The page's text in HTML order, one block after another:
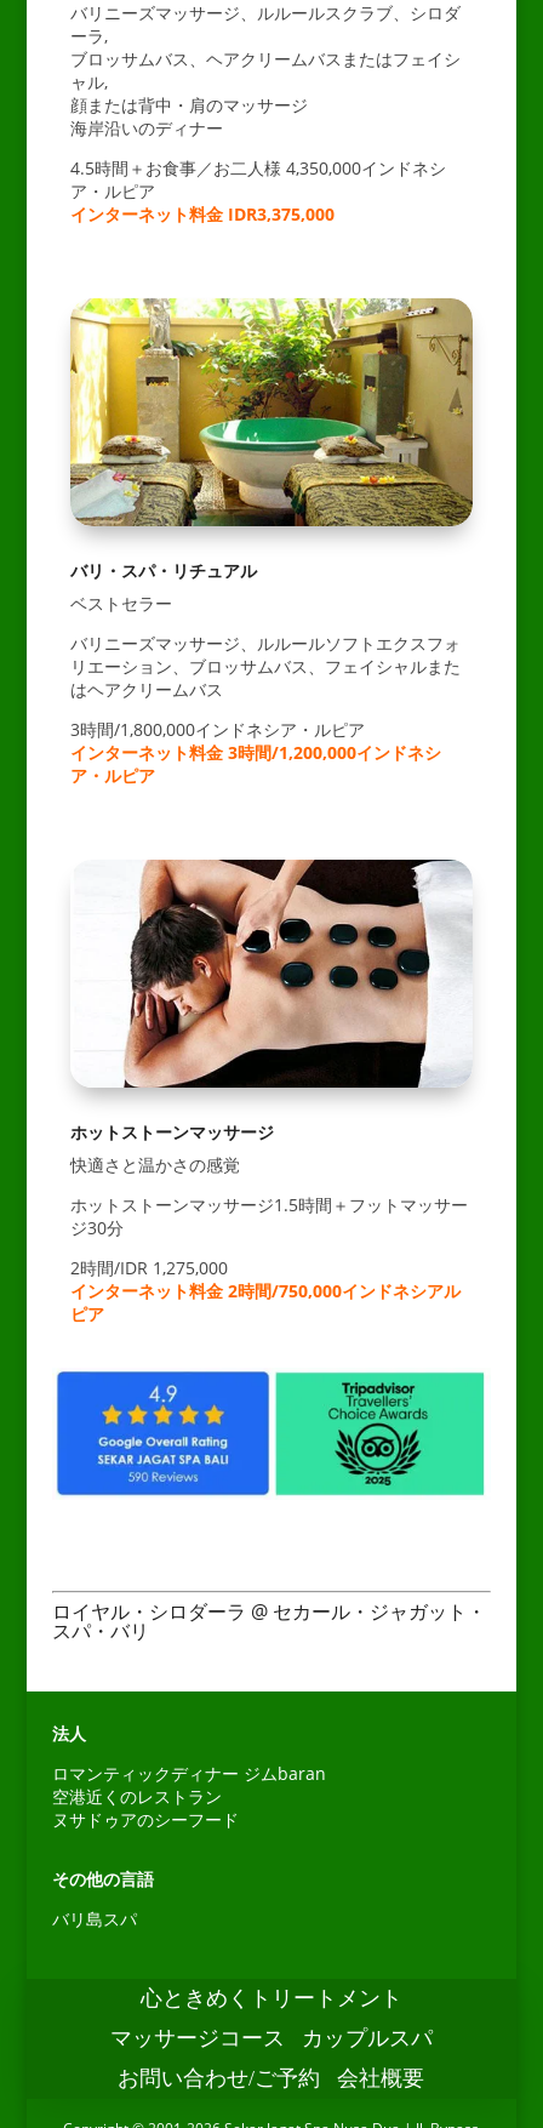
バリニーズマッサージ、ルルールスクラブ、シロダ
ーラ,
ブロッサムバス、ヘアクリームバスまたはフェイシ
ャル,
顔または背中・肩のマッサージ
海岸沿いのディナー
4.5時間＋お食事／お二人様 4,350,000インドネシ
ア・ルピア
インターネット料金 IDR3,375,000
バリ・スパ・リチュアル
ベストセラー
バリニーズマッサージ、ルルールソフトエクスフォ
リエーション、ブロッサムバス、フェイシャルまた
はヘアクリームバス
3時間/1,800,000インドネシア・ルピア
インターネット料金 3時間/1,200,000インドネシ
ア・ルピア
ホットストーンマッサージ
快適さと温かさの感覚
ホットストーンマッサージ1.5時間＋フットマッサー
ジ30分
2時間/IDR 1,275,000
インターネット料金 2時間/750,000インドネシアル
ピア
ロイヤル・シロダーラ @ セカール・ジャガット・
スパ・バリ
法人
ロマンティックディナー ジムbaran
空港近くのレストラン
ヌサドゥアのシーフード
その他の言語
バリ島スパ
心ときめくトリートメント
マッサージコース
カップルスパ
お問い合わせ/ご予約
会社概要
繁體中文
Français
Deutsch
Bahasa Indonesia